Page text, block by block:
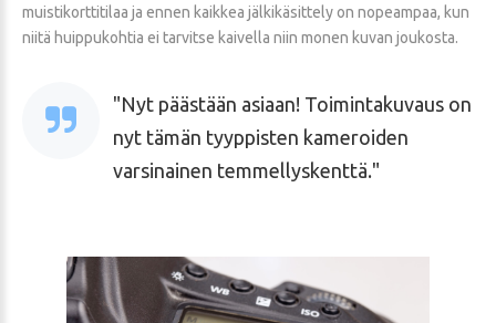
muistikorttitilaa ja ennen kaikkea jälkikäsittely on nopeampaa, kun
niitä huippukohtia ei tarvitse kaivella niin monen kuvan joukosta.
Nyt päästään asiaan! Toimintakuvaus on
nyt tämän tyyppisten kameroiden
varsinainen temmellyskenttä.